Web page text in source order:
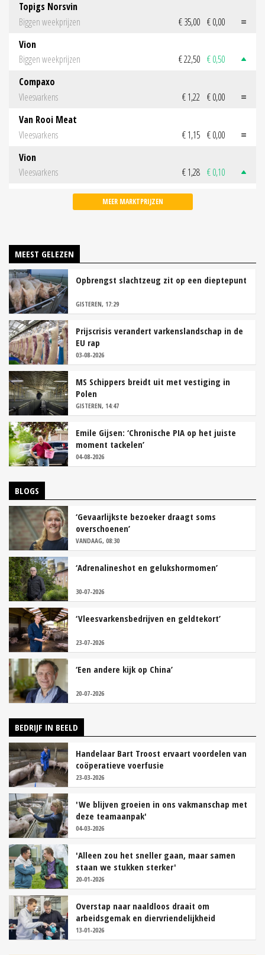
Topigs Norsvin
Biggen weekprijzen
€ 35,00 € 0,00
Vion
Biggen weekprijzen
€ 22,50 € 0,50
Compaxo
Vleesvarkens
€ 1,22 € 0,00
Van Rooi Meat
Vleesvarkens
€ 1,15 € 0,00
Vion
Vleesvarkens
€ 1,28 € 0,10
MEER MARKTPRIJZEN
MEEST GELEZEN
Opbrengst slachtzeug zit op een dieptepunt
GISTEREN, 17:29
Prijscrisis verandert varkenslandschap in de
EU rap
03-08-2026
MS Schippers breidt uit met vestiging in
Polen
GISTEREN, 14:47
Emile Gijsen: ‘Chronische PIA op het juiste
moment tackelen’
04-08-2026
BLOGS
‘Gevaarlijkste bezoeker draagt soms
overschoenen’
VANDAAG, 08:30
‘Adrenalineshot en gelukshormomen’
30-07-2026
‘Vleesvarkensbedrijven en geldtekort’
23-07-2026
‘Een andere kijk op China’
20-07-2026
BEDRIJF IN BEELD
Handelaar Bart Troost ervaart voordelen van
coöperatieve voerfusie
23-03-2026
'We blijven groeien in ons vakmanschap met
deze teamaanpak'
04-03-2026
'Alleen zou het sneller gaan, maar samen
staan we stukken sterker'
20-01-2026
Overstap naar naaldloos draait om
arbeidsgemak en diervriendelijkheid
13-01-2026